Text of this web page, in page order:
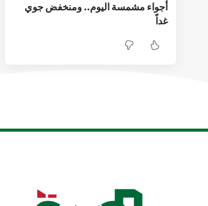
أجواء مشمسة اليوم.. ومنخفض جوي
غداً